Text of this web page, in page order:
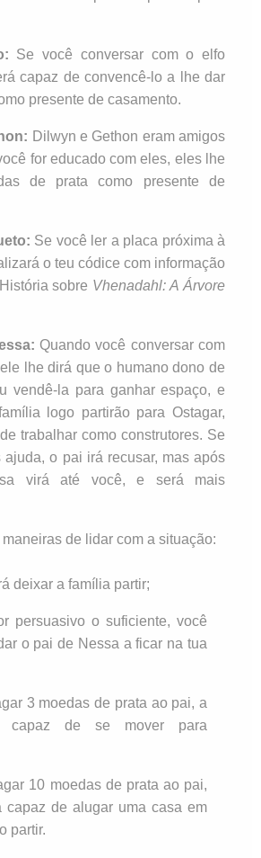
Se você conversar com o elfo
capaz de convencê-lo a lhe dar
presente de casamento.
Dilwyn e Gethon eram amigos
for educado com eles, eles lhe
de prata como presente de
Se você ler a placa próxima à
o teu códice com informação
sobre Vhenadahl: A Árvore
Quando você conversar com
lhe dirá que o humano dono de
vendê-la para ganhar espaço, e
logo partirão para Ostagar,
trabalhar como construtores. Se
ajuda, o pai irá recusar, mas após
virá até você, e será mais
de lidar com a situação:
deixar a família partir;
persuasivo o suficiente, você
o pai de Nessa a ficar na tua
3 moedas de prata ao pai, a
capaz de se mover para
10 moedas de prata ao pai,
capaz de alugar uma casa em
partir.